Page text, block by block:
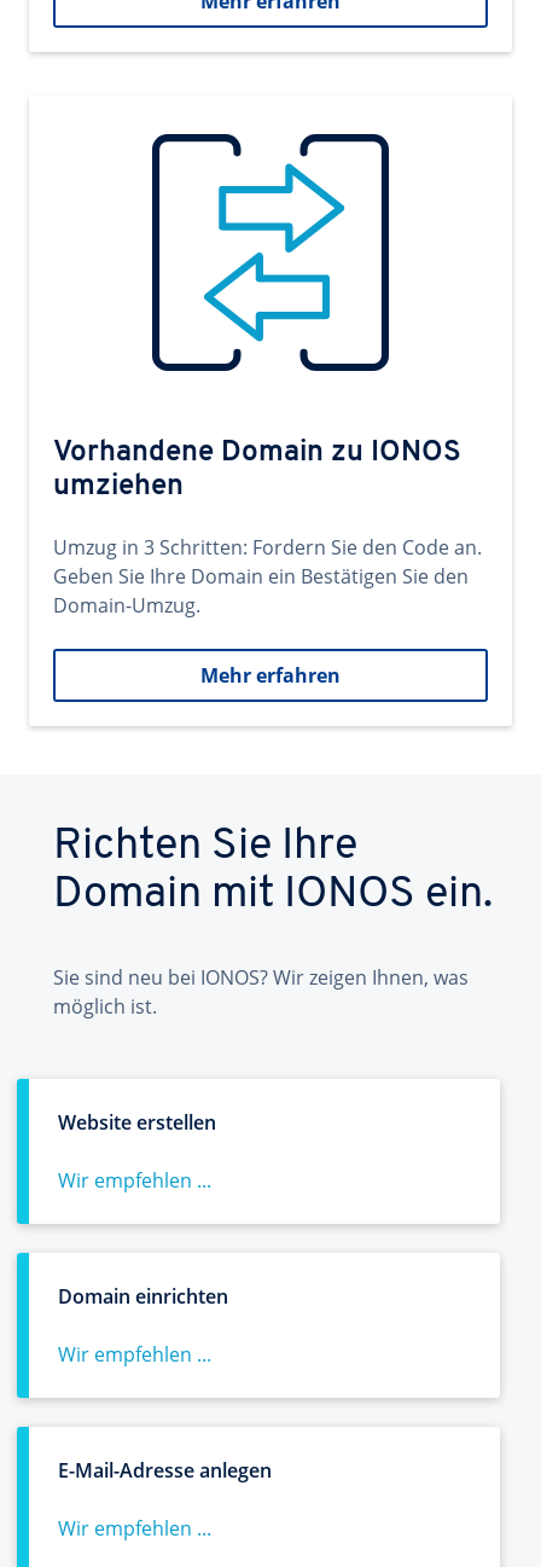
Vorhandene Domain zu IONOS
umziehen
Umzug in 3 Schritten: Fordern Sie den Code an.
Geben Sie Ihre Domain ein Bestätigen Sie den
Domain-Umzug.
Mehr erfahren
Richten Sie Ihre
Domain mit IONOS ein.
Sie sind neu bei IONOS? Wir zeigen Ihnen, was
möglich ist.
Website erstellen
Wir empfehlen ...
Domain einrichten
Wir empfehlen ...
E-Mail-Adresse anlegen
Wir empfehlen ...